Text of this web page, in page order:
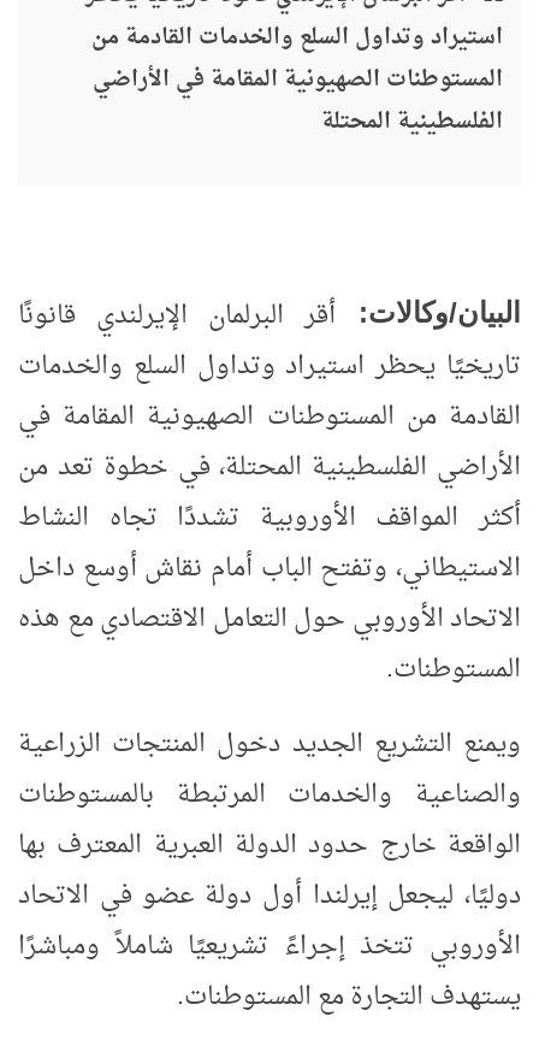
استيراد وتداول السلع والخدمات القادمة من
المستوطنات الصهيونية المقامة في الأراضي
الفلسطينية المحتلة
البيان/وكالات: أقر البرلمان الإيرلندي قانونًا
تاريخيًا يحظر استيراد وتداول السلع والخدمات
القادمة من المستوطنات الصهيونية المقامة في
الأراضي الفلسطينية المحتلة، في خطوة تعد من
أكثر المواقف الأوروبية تشددًا تجاه النشاط
الاستيطاني، وتفتح الباب أمام نقاش أوسع داخل
الاتحاد الأوروبي حول التعامل الاقتصادي مع هذه
المستوطنات.
ويمنع التشريع الجديد دخول المنتجات الزراعية
والصناعية والخدمات المرتبطة بالمستوطنات
الواقعة خارج حدود الدولة العبرية المعترف بها
دوليًا، ليجعل إيرلندا أول دولة عضو في الاتحاد
الأوروبي تتخذ إجراءً تشريعيًا شاملاً ومباشرًا
يستهدف التجارة مع المستوطنات.